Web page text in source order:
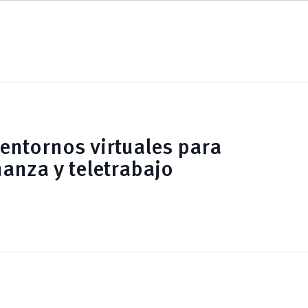
virtuales para
y teletrabajo